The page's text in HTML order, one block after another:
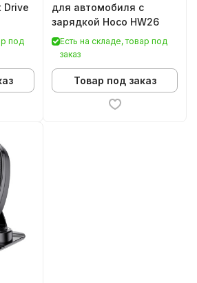
Drive
под
для автомобиля с
зарядкой Hoco HW26
Есть на складе, товар под
заказ
Товар под заказ